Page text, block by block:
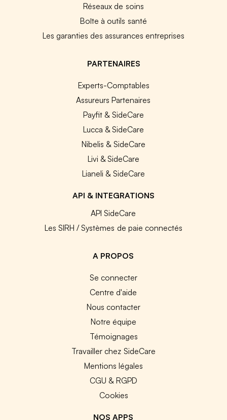
Réseaux de soins
Boîte à outils santé
Les garanties des assurances entreprises
PARTENAIRES
Experts-Comptables
Assureurs Partenaires
Payfit & SideCare
Lucca & SideCare
Nibelis & SideCare
Livi & SideCare
Lianeli & SideCare
API & INTEGRATIONS
API SideCare
Les SIRH / Systèmes de paie connectés
A PROPOS
Se connecter
Centre d'aide
Nous contacter
Notre équipe
Témoignages
Travailler chez SideCare
Mentions légales
CGU & RGPD
Cookies
NOS APPS